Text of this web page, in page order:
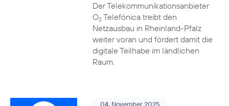
Der Telekommunikationsanbieter
O2Telefónica treibt den
Netzausbau in Rheinland-Pfalz
weiter voran und fördert damit die
digitale Teilhabe im ländlichen
Raum.
04. November 2025